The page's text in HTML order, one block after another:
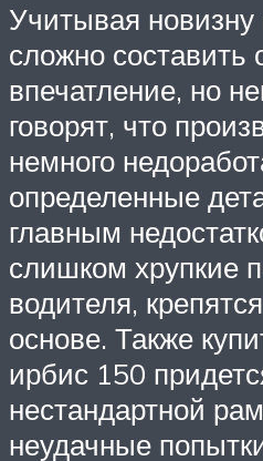
Учитывая новизну
сложно составить
впечатление, но
говорят, что
немного
определенные
главным
слишком хрупкие
водителя,
основе. Также
ирбис 150
нестандартной
неудачные